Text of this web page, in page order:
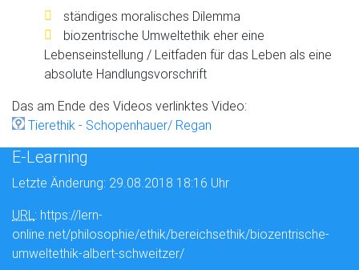
ständiges moralisches Dilemma
biozentrische Umweltethik eher eine
Lebenseinstellung / Leitfaden für das Leben als eine
absolute Handlungsvorschrift
Das am Ende des Videos verlinktes Video:
Tierethik - Schopenhauer/ Regan
E-Learning
Letzte Änderung: 29.08.2018 18:16 Uhr
URL: https://lern-
online.net/philosophie/ethik/bereichsethik/biozentrische-
umweltethik-albert-schweitzer/